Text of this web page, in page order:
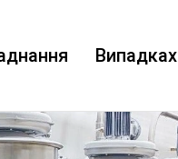
Випадках